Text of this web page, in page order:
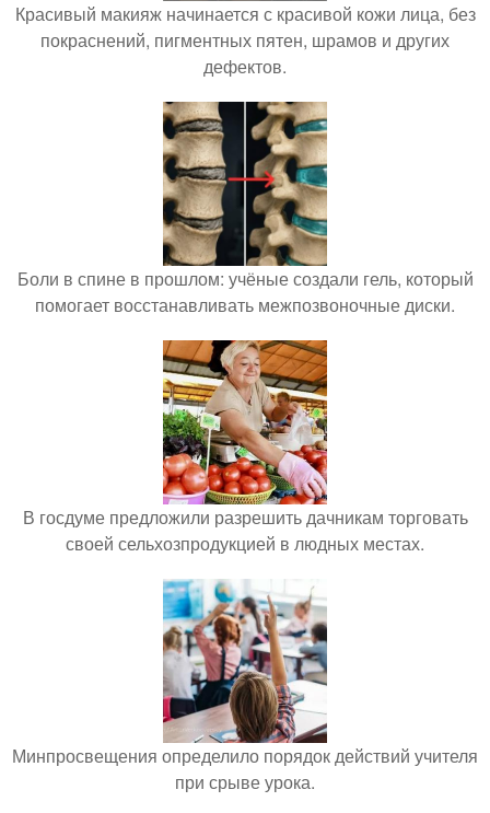
Красивый макияж начинается с красивой кожи лица, без
покраснений, пигментных пятен, шрамов и других
дефектов.
Боли в спине в прошлом: учёные создали гель, который
помогает восстанавливать межпозвоночные диски.
В госдуме предложили разрешить дачникам торговать
своей сельхозпродукцией в людных местах.
Минпросвещения определило порядок действий учителя
при срыве урока.